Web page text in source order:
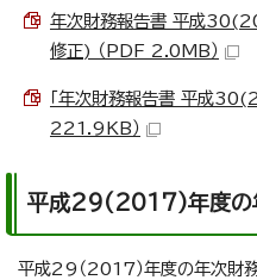
年次財務報告書 平成
修正) （PDF 2.0MB）
「年次財務報告書 平成
221.9KB）
平成29(2017)年度の
平成29（2017）年度の年次財